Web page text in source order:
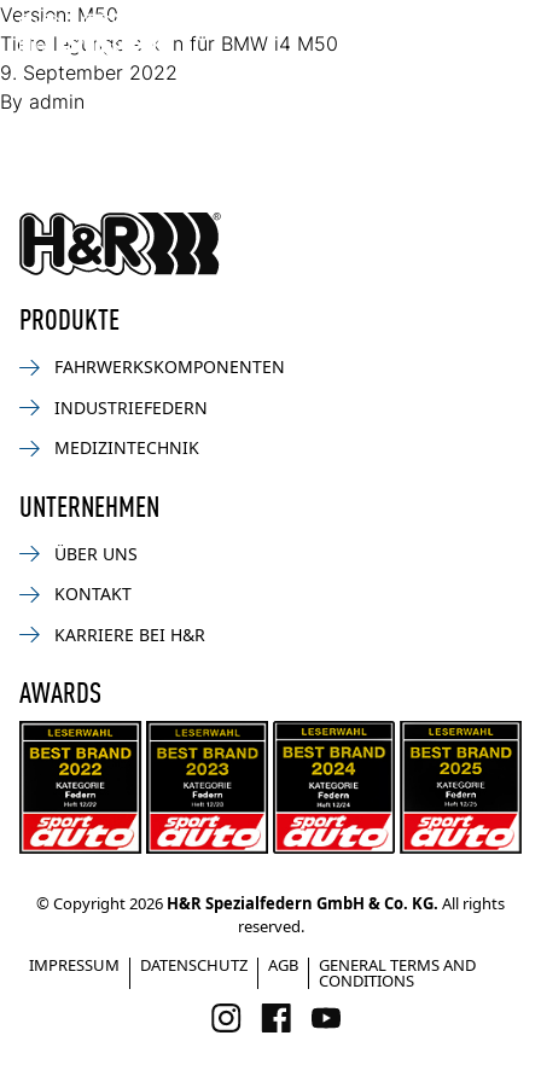
Zum Inhalt springen
Version: M50
Tieferlegungsfedern für BMW i4 M50
9. September 2022
By admin
PRODUKTE
FAHRWERKSKOMPONENTEN
INDUSTRIEFEDERN
MEDIZINTECHNIK
UNTERNEHMEN
ÜBER UNS
KONTAKT
KARRIERE BEI H&R
AWARDS
© Copyright 2026 H&R Spezialfedern GmbH & Co. KG. All rights
reserved.
IMPRESSUM
DATENSCHUTZ AGB GENERAL TERMS AND
CONDITIONS